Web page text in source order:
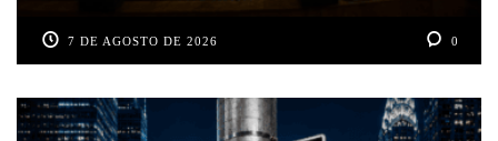
7 DE AGOSTO DE 2026 0